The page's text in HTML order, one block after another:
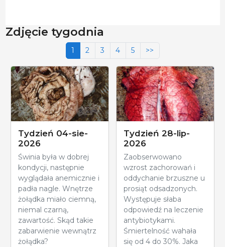
Zdjęcie tygodnia
1 2 3 4 5 >>
Tydzień 04-sie-
2026
Świnia była w dobrej
kondycji, następnie
wyglądała anemicznie i
padła nagle. Wnętrze
żołądka miało ciemną,
niemal czarną,
zawartość. Skąd takie
zabarwienie wewnątrz
żołądka?
Tydzień 28-lip-
2026
Zaobserwowano
wzrost zachorowań i
oddychanie brzuszne u
prosiąt odsadzonych.
Występuje słaba
odpowiedź na leczenie
antybiotykami.
Śmiertelność wahała
się od 4 do 30%. Jaka